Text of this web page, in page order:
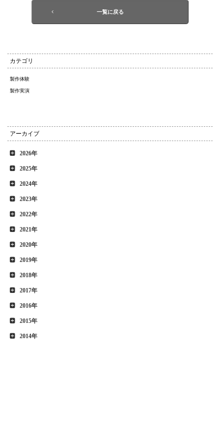
一覧に戻る
カテゴリ
製作体験
製作実演
アーカイブ
2026年
2025年
2024年
2023年
2022年
2021年
2020年
2019年
2018年
2017年
2016年
2015年
2014年